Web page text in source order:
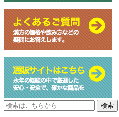
Search
for: